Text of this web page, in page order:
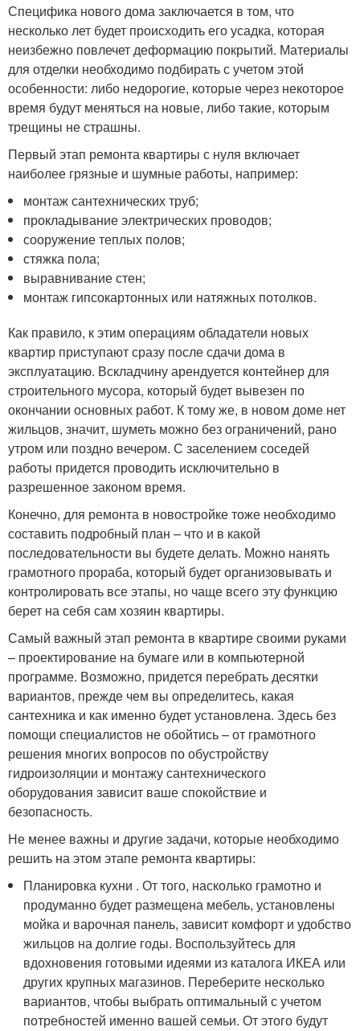
Специфика нового дома заключается в том, что
несколько лет будет происходить его усадка, которая
неизбежно повлечет деформацию покрытий. Материалы
для отделки необходимо подбирать с учетом этой
особенности: либо недорогие, которые через некоторое
время будут меняться на новые, либо такие, которым
трещины не страшны.
Первый этап ремонта квартиры с нуля включает
наиболее грязные и шумные работы, например:
монтаж сантехнических труб;
прокладывание электрических проводов;
сооружение теплых полов;
стяжка пола;
выравнивание стен;
монтаж гипсокартонных или натяжных потолков.
Как правило, к этим операциям обладатели новых
квартир приступают сразу после сдачи дома в
эксплуатацию. Вскладчину арендуется контейнер для
строительного мусора, который будет вывезен по
окончании основных работ. К тому же, в новом доме нет
жильцов, значит, шуметь можно без ограничений, рано
утром или поздно вечером. С заселением соседей
работы придется проводить исключительно в
разрешенное законом время.
Конечно, для ремонта в новостройке тоже необходимо
составить подробный план – что и в какой
последовательности вы будете делать. Можно нанять
грамотного прораба, который будет организовывать и
контролировать все этапы, но чаще всего эту функцию
берет на себя сам хозяин квартиры.
Самый важный этап ремонта в квартире своими руками
– проектирование на бумаге или в компьютерной
программе. Возможно, придется перебрать десятки
вариантов, прежде чем вы определитесь, какая
сантехника и как именно будет установлена. Здесь без
помощи специалистов не обойтись – от грамотного
решения многих вопросов по обустройству
гидроизоляции и монтажу сантехнического
оборудования зависит ваше спокойствие и
безопасность.
Не менее важны и другие задачи, которые необходимо
решить на этом этапе ремонта квартиры:
Планировка кухни . От того, насколько грамотно и
продуманно будет размещена мебель, установлены
мойка и варочная панель, зависит комфорт и удобство
жильцов на долгие годы. Воспользуйтесь для
вдохновения готовыми идеями из каталога ИКЕА или
других крупных магазинов. Переберите несколько
вариантов, чтобы выбрать оптимальный с учетом
потребностей именно вашей семьи. От этого будут